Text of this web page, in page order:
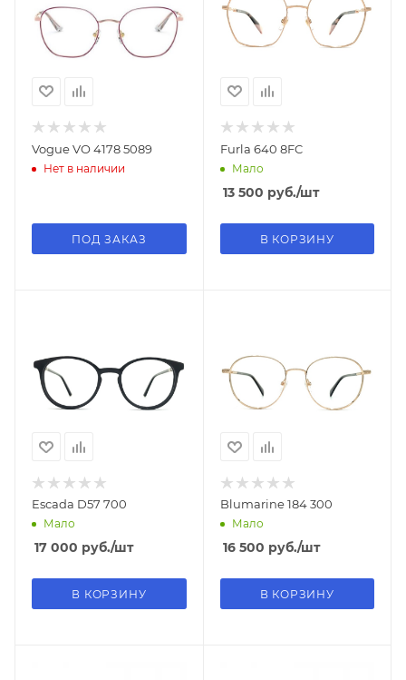
Vogue VO 4178 5089
Нет в наличии
ПОД ЗАКАЗ
Furla 640 8FC
Мало
13 500 руб./шт
В КОРЗИНУ
Escada D57 700
Мало
17 000 руб./шт
В КОРЗИНУ
Blumarine 184 300
Мало
16 500 руб./шт
В КОРЗИНУ